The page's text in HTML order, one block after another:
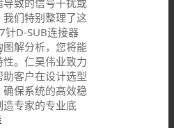
致的信号干扰或
们特别整理了这
D-SUB连接器
解分析，您将能
。仁昊伟业致力
客户在设计选型
保系统的高效稳
专家的专业底